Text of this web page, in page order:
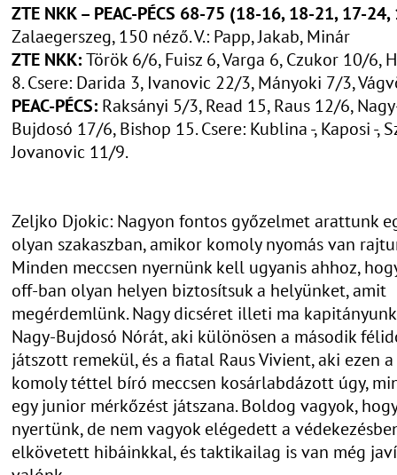
ZTE NKK – PEAC-PÉCS 68-75 (18-16, 18-21, 17-
Zalaegerszeg, 150 néző. V.: Papp, Jakab, Minár
ZTE NKK:Török 6/6, Fuisz 6, Varga 6, Czukor 10/6,
8. Csere: Darida 3, Ivanovic 22/3, Mányoki 7/3,
PEAC-PÉCS: Raksányi 5/3, Read 15, Raus 12/6,
Bujdosó 17/6, Bishop 15. Csere: Kublina -, Kaposi -,
Jovanovic 11/9.
Zeljko Djokic: Nagyon fontos győzelmet arattunk
olyan szakaszban, amikor komoly nyomás van
Minden meccsen nyernünk kell ugyanis ahhoz,
off-ban olyan helyen biztosítsuk a helyünket, amit
megérdemlünk. Nagy dicséret illeti ma
Nagy-Bujdosó Nórát, aki különösen a második
játszott remekül, és a fiatal Raus Vivient, aki ezen a
komoly téttel bíró meccsen kosárlabdázott úgy,
egy junior mérkőzést játszana. Boldog vagyok, hogy
nyertünk, de nem vagyok elégedett a
elkövetett hibáinkkal, és taktikailag is van még